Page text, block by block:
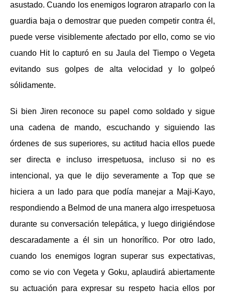
asustado. Cuando los enemigos lograron atraparlo con la
guardia baja o demostrar que pueden competir contra él,
puede verse visiblemente afectado por ello, como se vio
cuando Hit lo capturó en su Jaula del Tiempo o Vegeta
evitando sus golpes de alta velocidad y lo golpeó
sólidamente.
Si bien Jiren reconoce su papel como soldado y sigue
una cadena de mando, escuchando y siguiendo las
órdenes de sus superiores, su actitud hacia ellos puede
ser directa e incluso irrespetuosa, incluso si no es
intencional, ya que le dijo severamente a Top que se
hiciera a un lado para que podía manejar a Maji-Kayo,
respondiendo a Belmod de una manera algo irrespetuosa
durante su conversación telepática, y luego dirigiéndose
descaradamente a él sin un honorífico. Por otro lado,
cuando los enemigos logran superar sus expectativas,
como se vio con Vegeta y Goku, aplaudirá abiertamente
su actuación para expresar su respeto hacia ellos por